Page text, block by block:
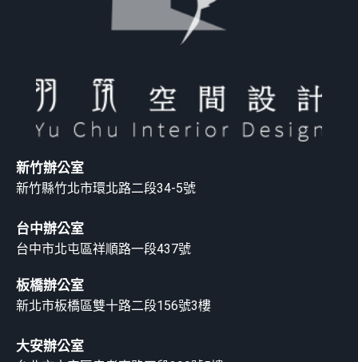
新竹辦公室
新竹縣竹北市環北路二段34-5號
台中辦公室
台中市北屯區祥順路一段437號
板橋辦公室
新北市板橋區雙十路二段156號3樓
大安辦公室